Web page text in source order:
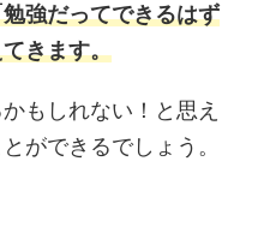
強だってできるはず
きます。
もしれない！と思え
ができるでしょう。